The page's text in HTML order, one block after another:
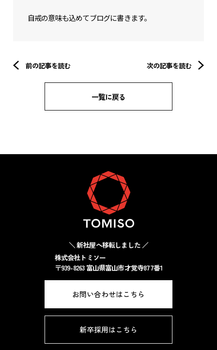
自戒の意味も込めてブログに書きます。
前の記事を読む
一覧に戻る
次の記事を読む
＼ 新社屋へ移転しました ／
株式会社トミソー
〒939-8263 富山県富山市才覚寺877番1
お問い合わせはこちら
新卒採用はこちら